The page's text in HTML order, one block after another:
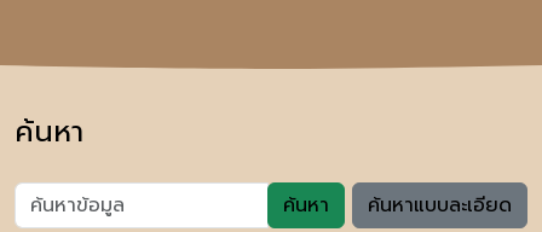
ค้นหา
ค้นหา ค้นหาแบบละเอียด